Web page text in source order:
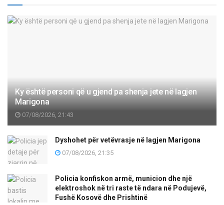
Ky është personi që u gjend pa shenja jete në lagjen
Marigona
07/08/2026, 21:43
Dyshohet për vetëvrasje në lagjen Marigona
07/08/2026, 21:35
Policia konfiskon armë, municion dhe një
elektroshok në tri raste të ndara në Podujevë,
Fushë Kosovë dhe Prishtinë